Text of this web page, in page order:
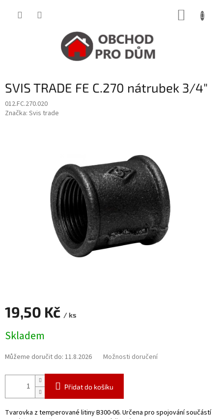
SVIS TRADE FE C.270 nátrubek 3/4"
012.FC.270.020
Značka: Svis trade
19,50 Kč / ks
cena:
Skladem
Můžeme doručit do: 11.8.2026 Možnosti doručení
Přidat do košíku
Tvarovka z temperované litiny B300-06. Určena pro spojování součástí